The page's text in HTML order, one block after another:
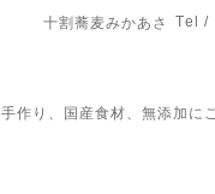
十割蕎麦みかあさ Tel /
作り、国産食材、無添加に